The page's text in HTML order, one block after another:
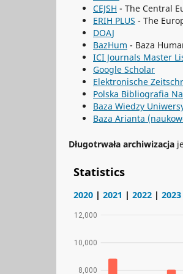
CEJSH - The Central
ERIH PLUS - The
DOAJ
BazHum - Baza
ICI Journals Master
Google Scholar
Elektronische
Polska Bibliografia
Baza Wiedzy
Baza Arianta
Długotrwała archiwizacja